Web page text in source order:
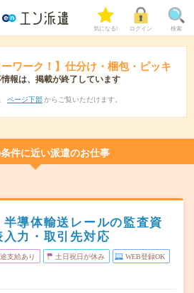
気になる! ログイン 検索
ーワーク！】仕分け・梱包・ピッキ
報は、掲載が終了しています
ページ下部 からご覧いただけます。
件に近い派遣のお仕事
半導体輸送レールの監査資
力・取引先対応
支給あり 土日祝日が休み WEB登録OK